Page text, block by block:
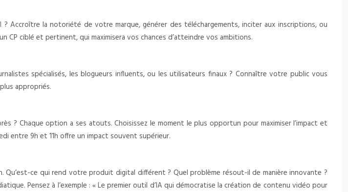
la notoriété de votre marque, générer des téléchargements, inciter aux inscriptions, ou
ciblé et pertinent, qui maximisera vos chances d’atteindre vos ambitions.
spécialisés, les blogueurs influents, ou les utilisateurs finaux ? Connaître votre public vous
appropriés.
? Chaque option a ses atouts. Choisissez le moment le plus opportun pour maximiser l’impact et
entre 9h et 11h offre un impact souvent supérieur.
ce qui rend votre produit digital différent ? Quel problème résout-il de manière innovante ?
Pensez à l’exemple : « Le premier outil d’IA qui démocratise la création de contenu vidéo pour